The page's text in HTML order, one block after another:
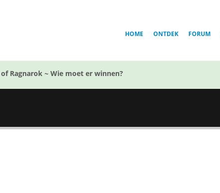
HOME ONTDEK FORUM
of Ragnarok ~ Wie moet er winnen?